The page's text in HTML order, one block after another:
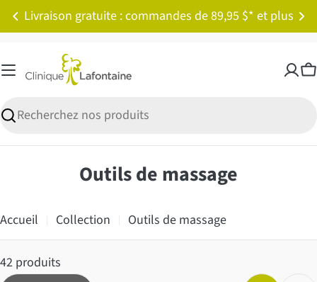
Passer
au
Livraison gratuite : commandes de 89,95 $* et plus
Recherche
C
l
l
e
Outils de massage
Accueil Collection Outils de massage
42 produits